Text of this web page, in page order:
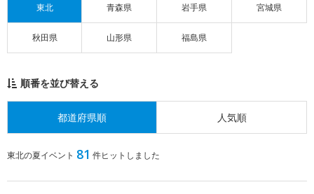
東北 青森県 岩手県 宮城県
秋田県 山形県 福島県
順番を並び替える
都道府県順 人気順
東北の夏イベント 81 件ヒットしました